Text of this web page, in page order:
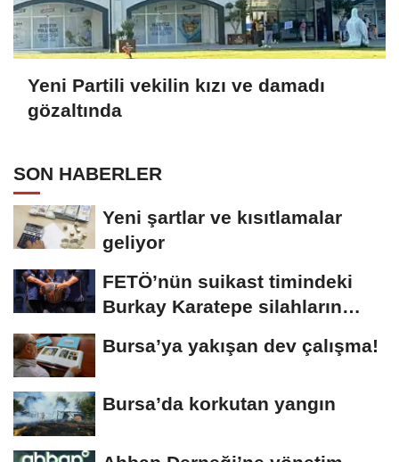
Yeni Partili vekilin kızı ve damadı
gözaltında
SON HABERLER
Yeni şartlar ve kısıtlamalar
geliyor
FETÖ’nün suikast timindeki
Burkay Karatepe silahların
Bursa’ya yakışan dev çalışma!
Bursa’da korkutan yangın